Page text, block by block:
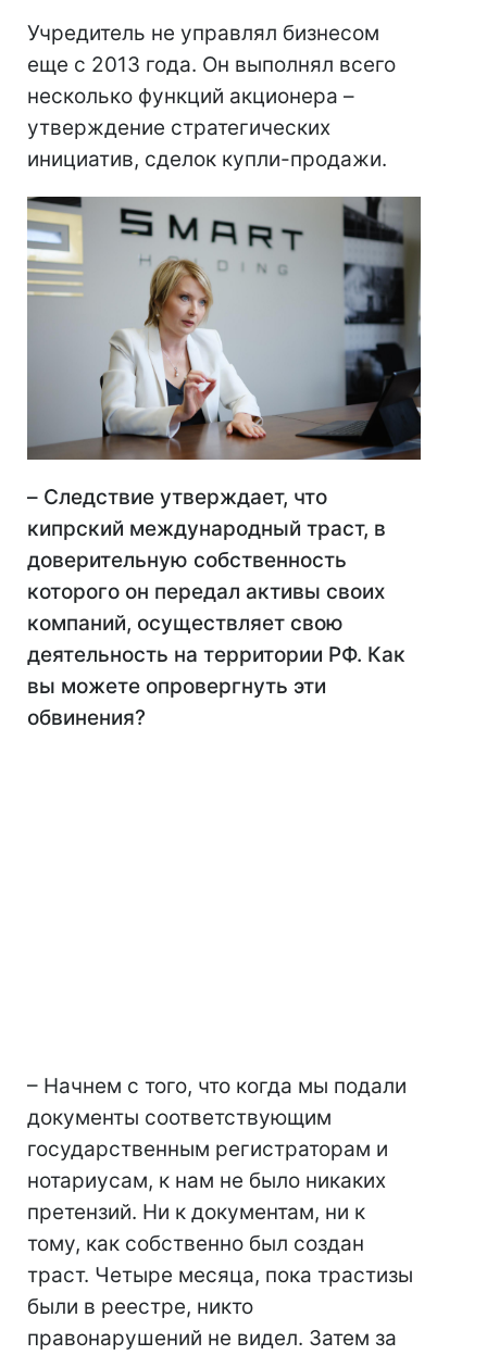
Учредитель не управлял бизнесом
еще с 2013 года. Он выполнял всего
несколько функций акционера –
утверждение стратегических
инициатив, сделок купли-продажи.
– Следствие утверждает, что
кипрский международный траст, в
доверительную собственность
которого он передал активы своих
компаний, осуществляет свою
деятельность на территории РФ. Как
вы можете опровергнуть эти
обвинения?
– Начнем с того, что когда мы подали
документы соответствующим
государственным регистраторам и
нотариусам, к нам не было никаких
претензий. Ни к документам, ни к
тому, как собственно был создан
траст. Четыре месяца, пока трастизы
были в реестре, никто
правонарушений не видел. Затем за